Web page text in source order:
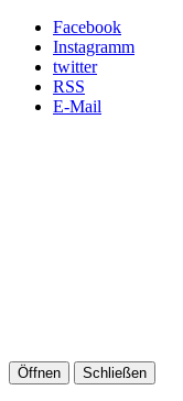
Facebook
Instagramm
twitter
RSS
E-Mail
Öffnen Schließen